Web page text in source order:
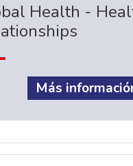
Health -
Más